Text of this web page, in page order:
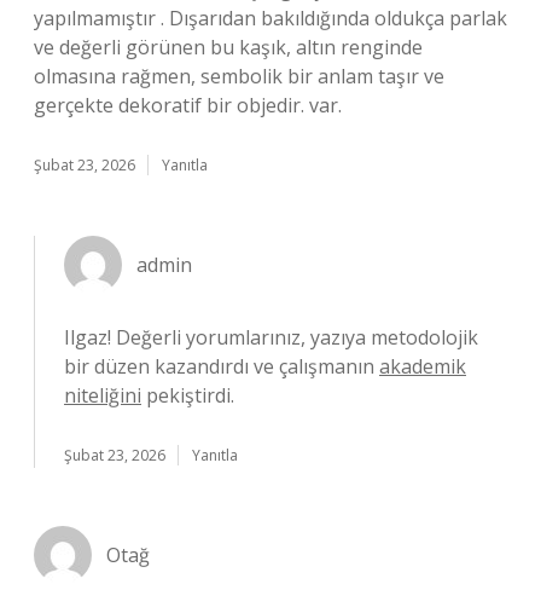
yapılmamıştır . Dışarıdan bakıldığında oldukça parlak
ve değerli görünen bu kaşık, altın renginde
olmasına rağmen, sembolik bir anlam taşır ve
gerçekte dekoratif bir objedir. var.
Şubat 23, 2026 Yanıtla
admin
Ilgaz! Değerli yorumlarınız, yazıya metodolojik
bir düzen kazandırdı ve çalışmanın akademik
niteliğini pekiştirdi.
Şubat 23, 2026 Yanıtla
Otağ